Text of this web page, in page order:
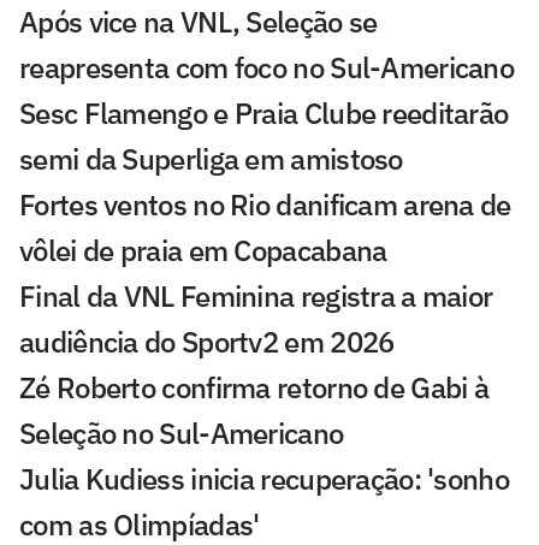
Após vice na VNL, Seleção se
reapresenta com foco no Sul-Americano
Sesc Flamengo e Praia Clube reeditarão
semi da Superliga em amistoso
Fortes ventos no Rio danificam arena de
vôlei de praia em Copacabana
Final da VNL Feminina registra a maior
audiência do Sportv2 em 2026
Zé Roberto confirma retorno de Gabi à
Seleção no Sul-Americano
Julia Kudiess inicia recuperação: 'sonho
com as Olimpíadas'